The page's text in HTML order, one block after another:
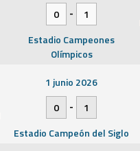
0
-
1
Estadio Campeones
Olímpicos
1 junio 2026
0
-
1
Estadio Campeón del Siglo